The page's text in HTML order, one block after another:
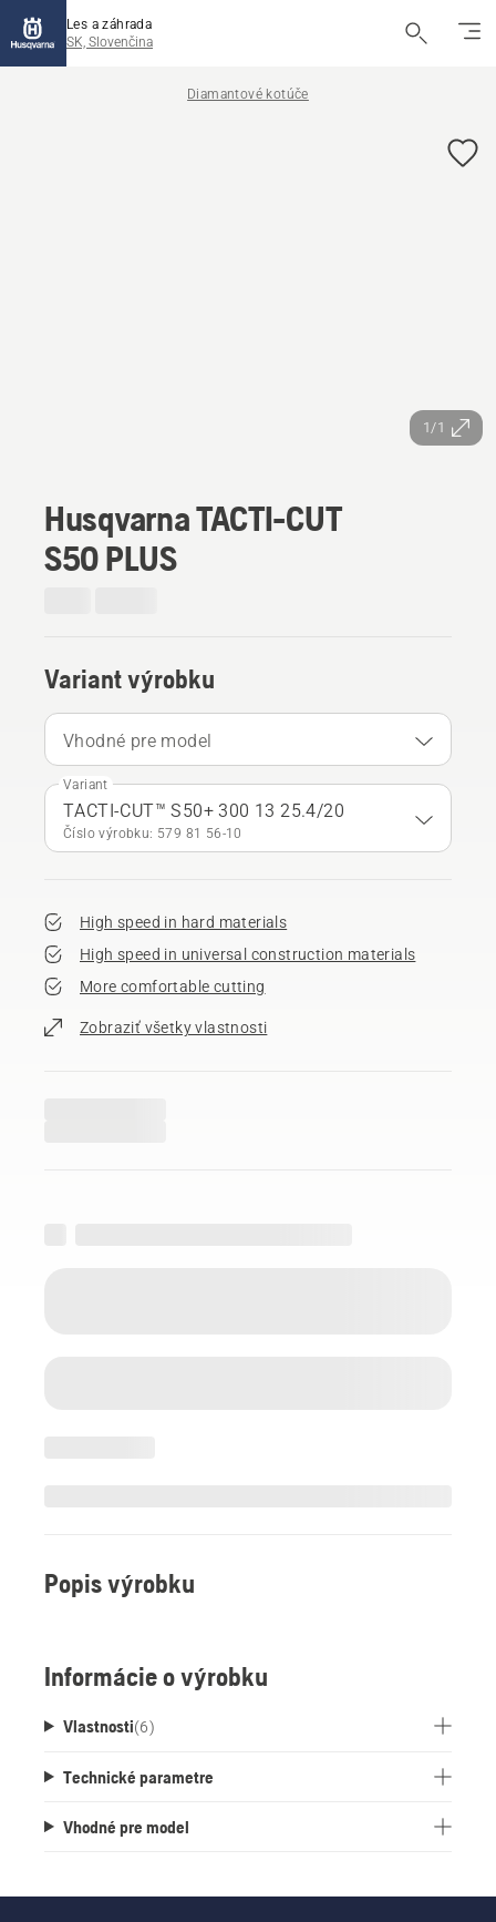
Les a záhrada
SK, Slovenčina
Diamantové kotúče
1/1
Husqvarna TACTI-CUT
S50 PLUS
Variant výrobku
Vhodné pre model
Variant
TACTI-CUT™ S50+ 300 13 25.4/20
Číslo výrobku: 579 81 56‑10
High speed in hard materials
High speed in universal construction materials
More comfortable cutting
Zobraziť všetky vlastnosti
Popis výrobku
Informácie o výrobku
Vlastnosti(6)
Technické parametre
Vhodné pre model